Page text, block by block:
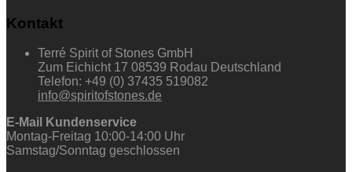
Kontakt
Terré Spirit of Stones GmbH
Zum Eichicht 17 08539 Rodau Deutschland
Telefon: +49 (0) 37435 519082
info@spiritofstones.de
E-Mail Kundenservice
Montag-Freitag 10:00-14:00 Uhr
Samstag/Sonntag geschlossen